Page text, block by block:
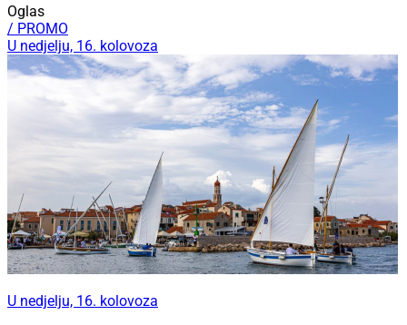
Oglas
/ PROMO
U nedjelju, 16. kolovoza
U nedjelju, 16. kolovoza